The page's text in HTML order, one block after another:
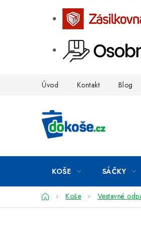
Úvod Kontakt Blog
KOŠE SÁČKY
DomůKoše Vestavné